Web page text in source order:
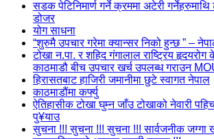
सडक पेटिनिमार्ण गर्ने क्रममा अटेरी
डोजर
योग साधना
“शुरुमै उपचार गरेमा क्यान्सर निको हुन्छ ” –
टोखा न.पा. र शहिद गंगालाल राष्ट्रिय हृदयरोग
काठमाडौ बीच उपचार खर्च उपलब्ध गराउन
हिरासतबाट हाजिरी जमानीमा छुटे स्वागत नेपाल
काठमाडौंमा कर्फ्यु
ऐतिहासीक टोखा घुम्न जाँउ टोखाको नेवारी
पु¥याउ
सुचना !!! सुचना !!! सुचना !!! सार्वजनीक जग्गा